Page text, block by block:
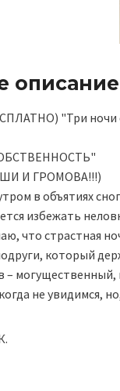
"Три ночи
И ГРОМОВА!!!)
в объятиях
избежать
что страстная
который
–
не увидимся,